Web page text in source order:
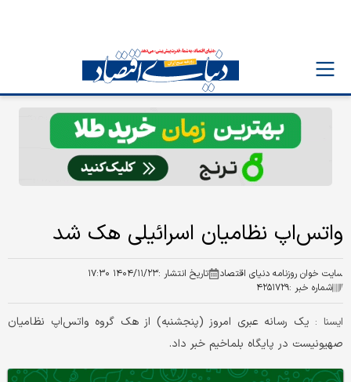
واتس‌اپ نظامیان اسرائیلی هک شد
سایت خوان روزنامه دنیای اقتصاد تاریخ انتشار :۱۴۰۴/۱۱/۲۳ ۱۷:۳۰
شماره خبر :۴۲۵۱۷۲۹
ایسنا : یک رسانه عبری امروز (پنجشنبه) از هک گروه واتس‌اپ نظامیان
صهیونیست در پایگاه بلماخیم خبر داد.